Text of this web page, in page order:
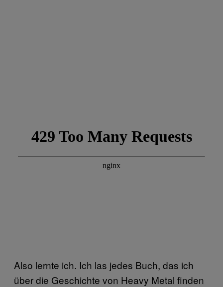
Also lernte ich. Ich las jedes Buch, das ich
über die Geschichte von Heavy Metal finden